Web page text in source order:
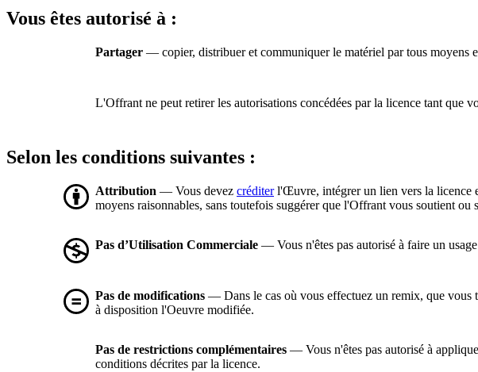
Vous êtes autorisé à :
Partager — copier, distribuer et communiquer le matériel par tous moyens
L'Offrant ne peut retirer les autorisations concédées par la licence tant que
Selon les conditions suivantes :
Attribution — Vous devez créditerl'Œuvre, intégrer un lien vers la licence
moyens raisonnables, sans toutefois suggérer que l'Offrant vous soutient
Pas d’Utilisation Commerciale — Vous n'êtes pas autorisé à faire un
Pas de modifications — Dans le cas où vous effectuez un remix, que vous
à disposition l'Oeuvre modifiée.
Pas de restrictions complémentaires — Vous n'êtes pas autorisé à
conditions décrites par la licence.